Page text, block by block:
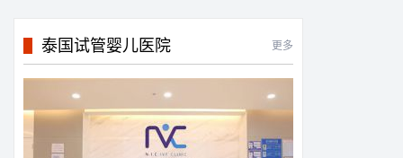
泰国试管婴儿医院 更多